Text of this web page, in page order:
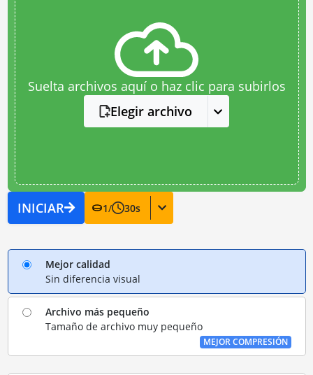
Suelta archivos aquí o haz clic para subirlos
Elegir archivo
INICIAR 1/ 30s
Mejor calidad
Sin diferencia visual
Archivo más pequeño
Tamaño de archivo muy pequeño
MEJOR COMPRESIÓN